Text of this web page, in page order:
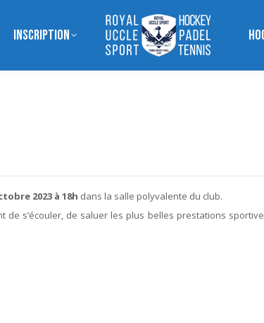
Inscription
2023 à 18h dans la salle polyvalente du club.
de s’écouler, de saluer les plus belles prestations